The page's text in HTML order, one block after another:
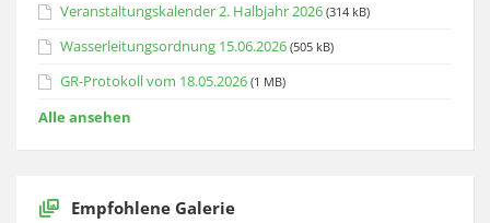
Veranstaltungskalender 2. Halbjahr 2026 (314 kB)
Wasserleitungsordnung 15.06.2026 (505 kB)
GR-Protokoll vom 18.05.2026 (1 MB)
Alle ansehen
Empfohlene Galerie